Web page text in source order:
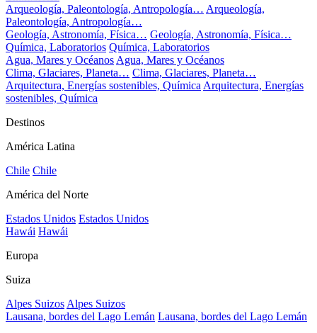
Arqueología, Paleontología, Antropología… Arqueología,
Paleontología, Antropología…
Geología, Astronomía, Física… Geología, Astronomía, Física…
Química, Laboratorios Química, Laboratorios
Agua, Mares y Océanos Agua, Mares y Océanos
Clima, Glaciares, Planeta… Clima, Glaciares, Planeta…
Arquitectura, Energías sostenibles, Química Arquitectura, Energías
sostenibles, Química
Destinos
América Latina
Chile Chile
América del Norte
Estados Unidos Estados Unidos
Hawái Hawái
Europa
Suiza
Alpes Suizos Alpes Suizos
Lausana, bordes del Lago Lemán Lausana, bordes del Lago Lemán